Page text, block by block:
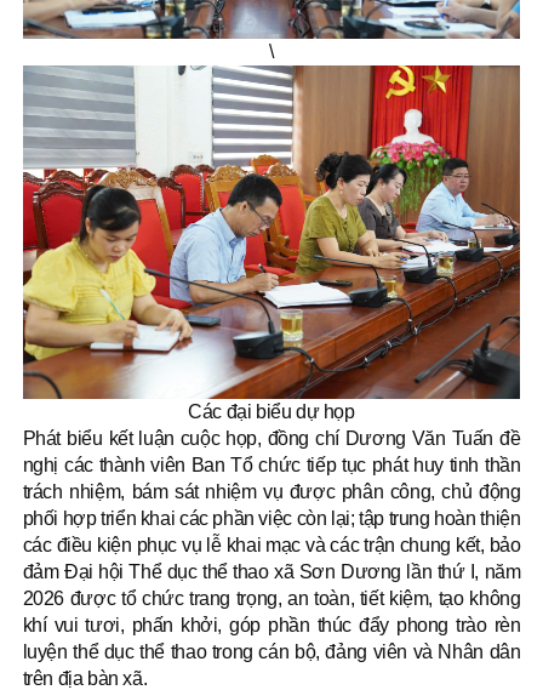
\
Các đại biểu dự họp
Phát biểu kết luận cuộc họp, đồng chí Dương Văn Tuấn đề
nghị các thành viên Ban Tổ chức tiếp tục phát huy tinh thần
trách nhiệm, bám sát nhiệm vụ được phân công, chủ động
phối hợp triển khai các phần việc còn lại; tập trung hoàn thiện
các điều kiện phục vụ lễ khai mạc và các trận chung kết, bảo
đảm Đại hội Thể dục thể thao xã Sơn Dương lần thứ I, năm
2026 được tổ chức trang trọng, an toàn, tiết kiệm, tạo không
khí vui tươi, phấn khởi, góp phần thúc đẩy phong trào rèn
luyện thể dục thể thao trong cán bộ, đảng viên và Nhân dân
trên địa bàn xã.